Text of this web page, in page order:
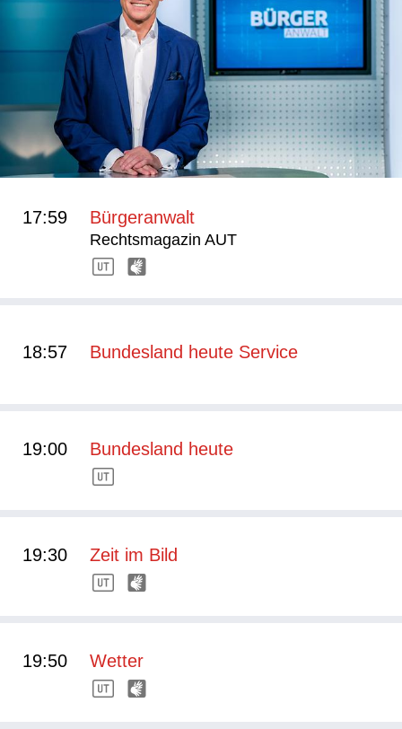
17:59 Bürgeranwalt
Rechtsmagazin AUT
18:57 Bundesland heute Service
19:00 Bundesland heute
19:30 Zeit im Bild
19:50 Wetter